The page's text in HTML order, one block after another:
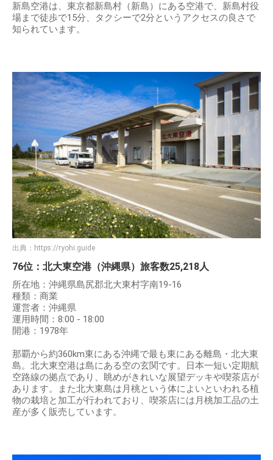
新島空港は、東京都新島村（新島）にある空港で、新島村役
場まで徒歩で15分、タクシーで2分というアクセスの良さで
知られています。
出典： https://ryohi.guide
76位：北大東空港（沖縄県）旅客数25,218人
所在地：沖縄県島尻郡北大東村字南19-16
種類：商業
運営者：沖縄県
運用時間：8:00 - 18:00
開港：1978年
那覇から約360km東にある沖縄で最も東にある離島・北大東
島。北大東空港は島にある空の玄関です。日本一短い定期航
空路線の拠点であり、眺めがきれいな展望デッキや喫茶店が
あります。また北大東島は月桃という体によいといわれる植
物の栽培と加工が行われており、喫茶店には月桃加工品の土
産が多く販売しています。